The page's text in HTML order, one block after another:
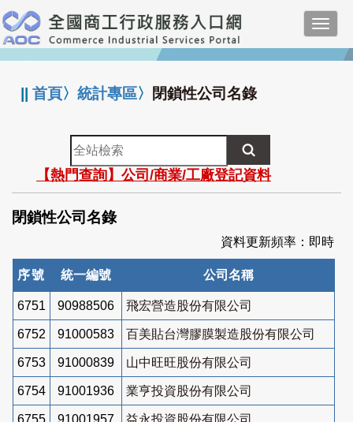
跳
到
主
要
:::
||首頁〉統計專區〉 閉鎖性公司名錄
全
站
檢
索
【熱門查詢】公司/商業/工廠登記資料
閉鎖性公司名錄
資料更新頻率：即時
序號 統一編號 公司名稱
6751 90988506 飛宏營造股份有限公司
6752 91000583 百美貼台灣膠膜製造股份有限公司
6753 91000839 山中旺旺股份有限公司
6754 91001936 業亨投資股份有限公司
6755 91001957 益永投資股份有限公司